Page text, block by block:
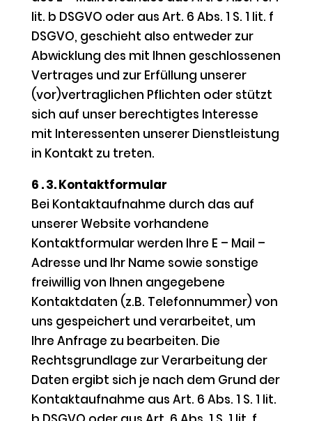
lit. b DSGVO oder aus Art. 6 Abs. 1 S. 1 lit. f
DSGVO, geschieht also entweder zur
Abwicklung des mit Ihnen geschlossenen
Vertrages und zur Erfüllung unserer
(vor)vertraglichen Pflichten oder stützt
sich auf unser berechtigtes Interesse
mit Interessenten unserer Dienstleistung
in Kontakt zu treten.
6 . 3. Kontaktformular
Bei Kontaktaufnahme durch das auf
unserer Website vorhandene
Kontaktformular werden Ihre E – Mail –
Adresse und Ihr Name sowie sonstige
freiwillig von Ihnen angegebene
Kontaktdaten (z.B. Telefonnummer) von
uns gespeichert und verarbeitet, um
Ihre Anfrage zu bearbeiten. Die
Rechtsgrundlage zur Verarbeitung der
Daten ergibt sich je nach dem Grund der
Kontaktaufnahme aus Art. 6 Abs. 1 S. 1 lit.